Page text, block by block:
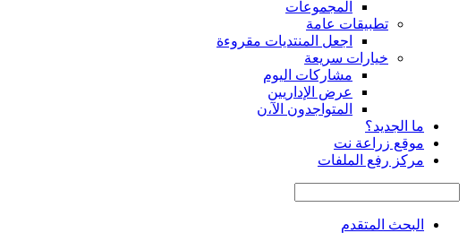
المجموعات
تطبيقات عامة
اجعل المنتديات مقروءة
خيارات سريعة
مشاركات اليوم
عرض الإداريين
المتواجدون الآ،ن
ما الجديد؟
موقع زراعة نت
مركز رفع الملفات
البحث المتقدم